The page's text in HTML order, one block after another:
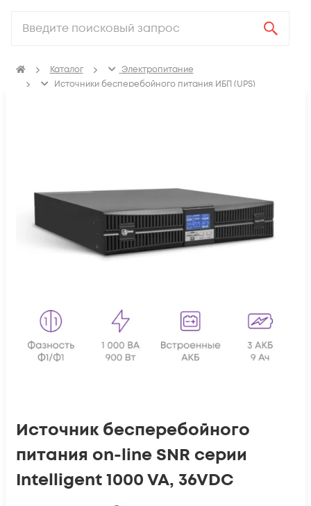
Каталог
Электропитание
Источники бесперебойного питания ИБП (UPS)
Источник бесперебойного
питания on-line SNR серии
Intelligent 1000 VA, 36VDC